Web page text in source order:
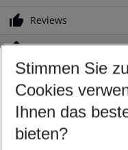
Reviews
Location
Customize your offer
Find the perfect deal
Your departure airport
Any airport
Stimmen Sie
Cookies
Ihnen das
bieten?